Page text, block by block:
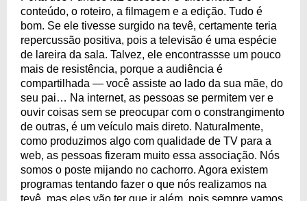
conteúdo, o roteiro, a filmagem e a edição. Tudo é
bom. Se ele tivesse surgido na tevê, certamente teria
repercussão positiva, pois a televisão é uma espécie
de lareira da sala. Talvez, ele encontrassse um pouco
mais de resistência, porque a audiência é
compartilhada — você assiste ao lado da sua mãe, do
seu pai… Na internet, as pessoas se permitem ver e
ouvir coisas sem se preocupar com o constrangimento
de outras, é um veículo mais direto. Naturalmente,
como produzimos algo com qualidade de TV para a
web, as pessoas fizeram muito essa associação. Nós
somos o poste mijando no cachorro. Agora existem
programas tentando fazer o que nós realizamos na
tevê, mas eles vão ter que ir além, pois sempre vamos